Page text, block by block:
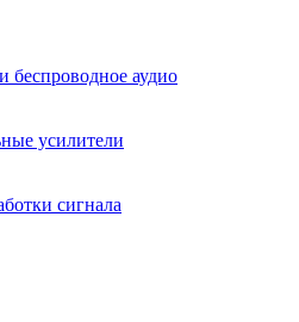
беспроводное аудио
усилители
сигнала